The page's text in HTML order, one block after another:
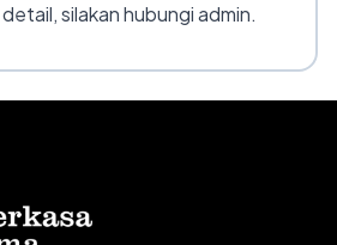
silakan hubungi admin.